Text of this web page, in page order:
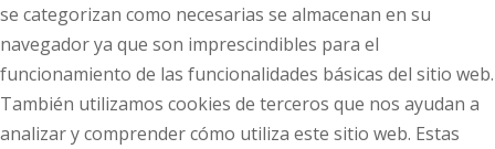
se categorizan como necesarias se almacenan en su
navegador ya que son imprescindibles para el
funcionamiento de las funcionalidades básicas del sitio web.
También utilizamos cookies de terceros que nos ayudan a
analizar y comprender cómo utiliza este sitio web. Estas